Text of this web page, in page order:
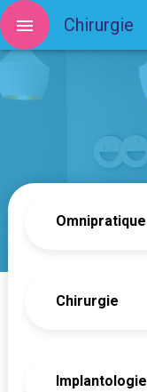
Omnipratique
Chirurgie
Implantologie
Chirurgie